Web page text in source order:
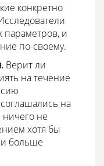
конкретно
параметров, и
по-своему.
Верит ли
на течение
на
ничего не
хотя бы
больше